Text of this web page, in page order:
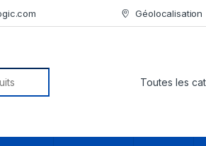
Géolocalisation